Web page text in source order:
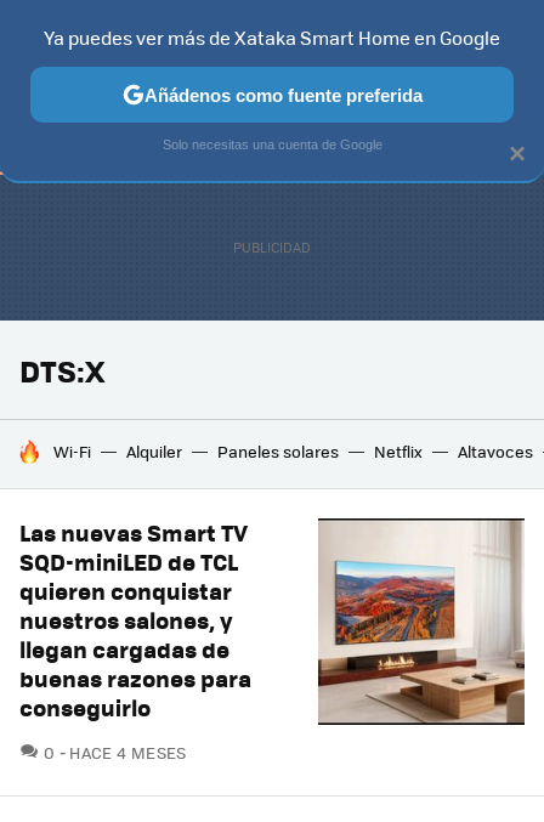
TELEVISORES CONTENIDOS SMART TV SELECCIÓN
DTS:X
HOY SE HABLA DE
Wi-Fi Alquiler Paneles solares Netflix Altavoces
Las nuevas Smart TV
SQD-miniLED de TCL
quieren conquistar
nuestros salones, y
llegan cargadas de
buenas razones para
conseguirlo
0 COMENTARIOS
HACE 4 MESES
×
Ya puedes ver más de Xataka Smart Home en Google
Añádenos como fuente preferida
Solo necesitas una cuenta de Google